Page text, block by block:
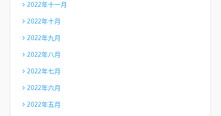
2022年十一月
2022年十月
2022年九月
2022年八月
2022年七月
2022年六月
2022年五月